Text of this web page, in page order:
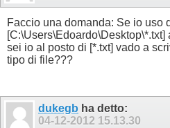
Faccio una domanda: Se io uso
sei io al posto di [*.txt] vado a
tipo di file???
dukegb ha detto:
04-12-2012 15.13.30